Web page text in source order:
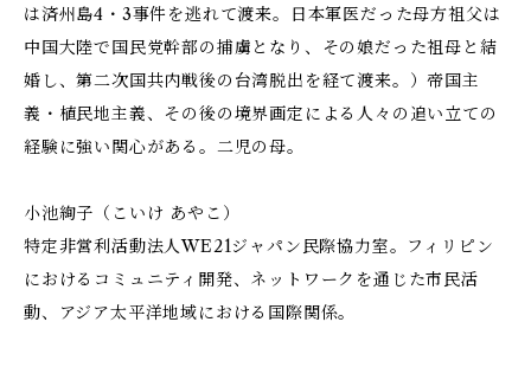
は済州島4・3事件を逃れて渡来。日本軍医だった母方祖父は
中国大陸で国民党幹部の捕虜となり、その娘だった祖母と結
婚し、第二次国共内戦後の台湾脱出を経て渡来。）帝国主
義・植民地主義、その後の境界画定による人々の追い立ての
経験に強い関心がある。二児の母。
小池絢子（こいけ あやこ）
特定非営利活動法人WE21ジャパン民際協力室。フィリピン
におけるコミュニティ開発、ネットワークを通じた市民活
動、アジア太平洋地域における国際関係。